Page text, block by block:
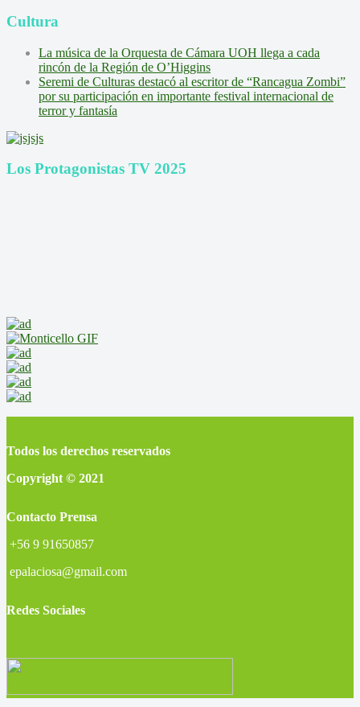
Cultura
La música de la Orquesta de Cámara UOH llega a cada
rincón de la Región de O’Higgins
Seremi de Culturas destacó al escritor de “Rancagua Zombi”
por su participación en importante festival internacional de
terror y fantasía
Los Protagonistas TV 2025
Todos los derechos reservados
Copyright © 2021
Contacto Prensa
+56 9 91650857
epalaciosa@gmail.com
Redes Sociales